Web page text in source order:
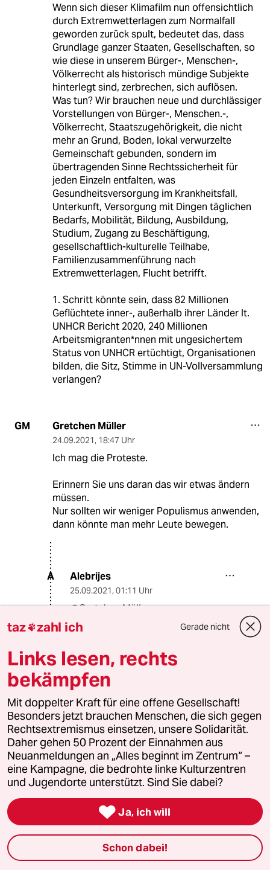
Wenn sich dieser Klimafilm nun offensichtlich
durch Extremwetterlagen zum Normalfall
geworden zurück spult, bedeutet das, dass
Grundlage ganzer Staaten, Gesellschaften, so
wie diese in unserem Bürger-, Menschen-,
Völkerrecht als historisch mündige Subjekte
hinterlegt sind, zerbrechen, sich auflösen.
Was tun? Wir brauchen neue und durchlässiger
Vorstellungen von Bürger-, Menschen.-,
Völkerrecht, Staatszugehörigkeit, die nicht
mehr an Grund, Boden, lokal verwurzelte
Gemeinschaft gebunden, sondern im
übertragenden Sinne Rechtssicherheit für
jeden Einzeln entfalten, was
Gesundheitsversorgung im Krankheitsfall,
Unterkunft, Versorgung mit Dingen täglichen
Bedarfs, Mobilität, Bildung, Ausbildung,
Studium, Zugang zu Beschäftigung,
gesellschaftlich-kulturelle Teilhabe,
Familienzusammenführung nach
Extremwetterlagen, Flucht betrifft.
1. Schritt könnte sein, dass 82 Millionen
Geflüchtete inner-, außerhalb ihrer Länder lt.
UNHCR Bericht 2020, 240 Millionen
Arbeitsmigranten*nnen mit ungesichertem
Status von UNHCR ertüchtigt, Organisationen
bilden, die Sitz, Stimme in UN-Vollversammlung
verlangen?
GM Gretchen Müller
24.09.2021, 18:47 Uhr
Ich mag die Proteste.
Erinnern Sie uns daran das wir etwas ändern
müssen.
Nur sollten wir weniger Populismus anwenden,
dann könnte man mehr Leute bewegen.
A Alebrijes
25.09.2021, 01:11 Uhr
@Gretchen Müller:
Schade, dass Ihnen erst die Proteste
bewusst machen, dass etwas
Paul Rabe
25.09.2021, 11:22 Uhr
@Alebrijes:
Was genau muss eigentlich geändert
werden in Deutschland?
Rechnen Sie doch mal, selbst wenn
mehr ausstößt, hätte das wirklich
einen Effekt auf das globale Welt
Klima?
Es wäre mehr eine symbolische
taz zahl ich Gerade nicht
Links lesen, rechts
bekämpfen
Mit doppelter Kraft für eine offene Gesellschaft!
Besonders jetzt brauchen Menschen, die sich gegen
Rechtsextremismus einsetzen, unsere Solidarität.
Daher gehen 50 Prozent der Einnahmen aus
Neuanmeldungen an „Alles beginnt im Zentrum“ –
eine Kampagne, die bedrohte linke Kulturzentren
und Jugendorte unterstützt. Sind Sie dabei?
 Ja, ich will
Schon dabei!